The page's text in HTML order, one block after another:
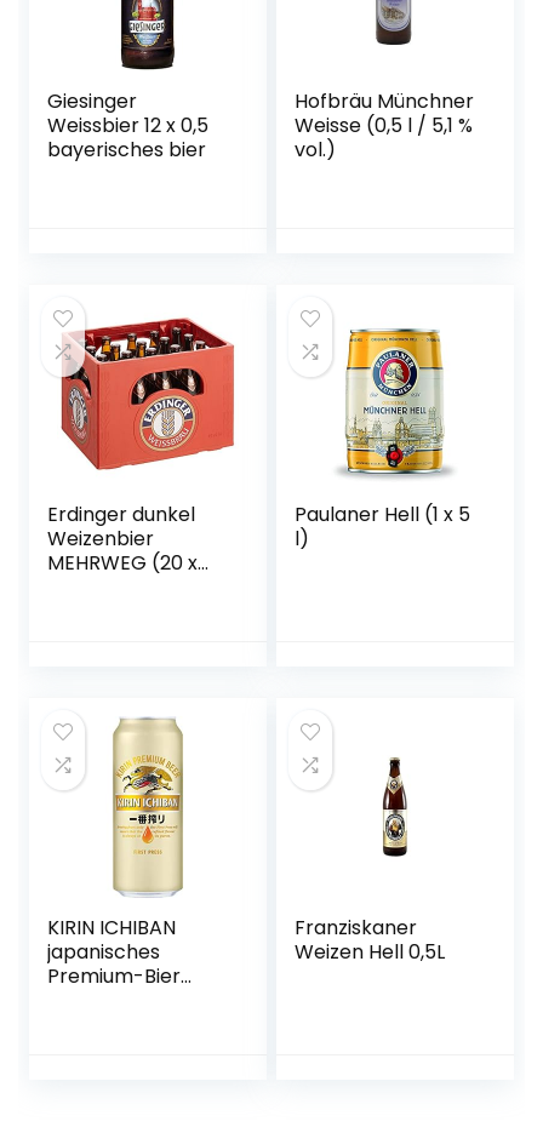
Giesinger
Weissbier 12 x 0,5
bayerisches bier
Hofbräu Münchner
Weisse (0,5 l / 5,1 %
vol.)
Erdinger dunkel
Weizenbier
MEHRWEG (20 x
Paulaner Hell (1 x 5
l)
KIRIN ICHIBAN
japanisches
Premium-Bier
Franziskaner
Weizen Hell 0,5L